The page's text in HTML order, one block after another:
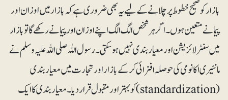
بازار کو صحیح خطوط پر چلانے کے لیے یہ بھی ضروری ہےکہ بازار میں اوزان اور
پیمانے متعین ہوں۔ اگر ہرشخص الگ الگ اپنے اوزان اور پیمانے رکھے گا تو بازار
میں سنٹرلائزیشن اور معیار بندی نہیں ہوسکتی۔ رسول اللہ صلی اللہ علیہ وسلم نے
مانٹیری اکانومی کی حوصلہ افزائی کرکے بازار اور تجارت میں معیار بندی
(standardization)کو بہتر اور مقبول قرار دیا۔ معیار بندی کا ایک